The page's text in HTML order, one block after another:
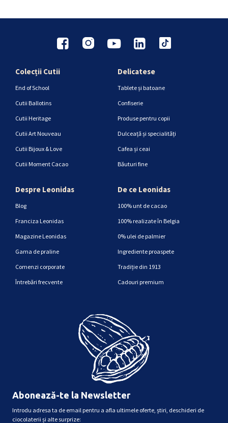
Colecții Cutii
End of School
Cutii Ballotins
Cutii Heritage
Cutii Art Nouveau
Cutii Bijoux & Love
Cutii Moment Cacao
Delicatese
Tablete și batoane
Confiserie
Produse pentru copii
Dulceață și specialități
Cafea și ceai
Băuturi fine
Despre Leonidas
Blog
Franciza Leonidas
Magazine Leonidas
Gama de praline
Comenzi corporate
Întrebări frecvente
De ce Leonidas
100% unt de cacao
100% realizate în Belgia
0% ulei de palmier
Ingrediente proaspete
Tradiție din 1913
Cadouri premium
Abonează-te la Newsletter
Introdu adresa ta de email pentru a afla ultimele oferte, știri, deschideri de
ciocolaterii și alte surprize: